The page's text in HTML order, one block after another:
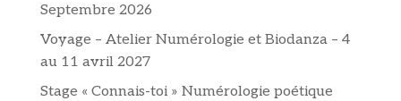
Septembre 2026
Voyage – Atelier Numérologie et Biodanza – 4
au 11 avril 2027
Stage « Connais-toi » Numérologie poétique